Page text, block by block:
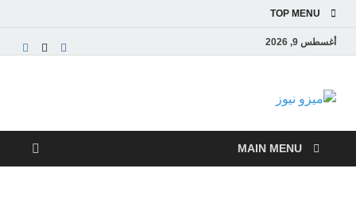
TOP MENU
أغسطس 9, 2026
ميزو نيوز
والاقتصادية
MAIN MENU